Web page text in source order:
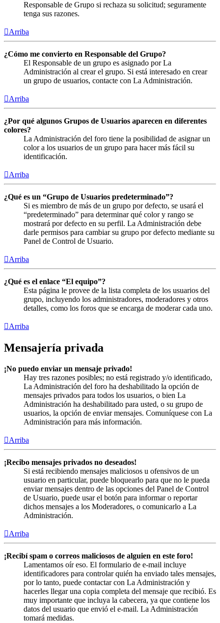
Responsable de Grupo si rechaza su solicitud; seguramente
tenga sus razones.
Arriba
¿Cómo me convierto en Responsable del Grupo?
El Responsable de un grupo es asignado por La
Administración al crear el grupo. Si está interesado en crear
un grupo de usuarios, contacte con La Administración.
Arriba
¿Por qué algunos Grupos de Usuarios aparecen en diferentes
colores?
La Administración del foro tiene la posibilidad de asignar un
color a los usuarios de un grupo para hacer más fácil su
identificación.
Arriba
¿Qué es un “Grupo de Usuarios predeterminado”?
Si es miembro de más de un grupo por defecto, se usará el
“predeterminado” para determinar qué color y rango se
mostrará por defecto en su perfil. La Administración debe
darle permisos para cambiar su grupo por defecto mediante su
Panel de Control de Usuario.
Arriba
¿Qué es el enlace “El equipo”?
Esta página le provee de la lista completa de los usuarios del
grupo, incluyendo los administradores, moderadores y otros
detalles, como los foros que se encarga de moderar cada uno.
Arriba
Mensajería privada
¡No puedo enviar un mensaje privado!
Hay tres razones posibles; no está registrado y/o identificado,
La Administración del foro ha deshabilitado la opción de
mensajes privados para todos los usuarios, o bien La
Administración ha deshabilitado para usted, o su grupo de
usuarios, la opción de enviar mensajes. Comuníquese con La
Administración para más información.
Arriba
¡Recibo mensajes privados no deseados!
Si está recibiendo mensajes maliciosos u ofensivos de un
usuario en particular, puede bloquearlo para que no le pueda
enviar mensajes dentro de las opciones del Panel de Control
de Usuario, puede usar el botón para informar o reportar
dichos mensajes a los Moderadores, o comunicarlo a La
Administración.
Arriba
¡Recibí spam o correos maliciosos de alguien en este foro!
Lamentamos oír eso. El formulario de e-mail incluye
identificadores para controlar quién ha enviado tales mensajes,
por lo tanto, puede contactar con La Administración y
hacerles llegar una copia completa del mensaje que recibió. Es
muy importante que incluya la cabecera, ya que contiene los
datos del usuario que envió el e-mail. La Administración
tomará medidas.